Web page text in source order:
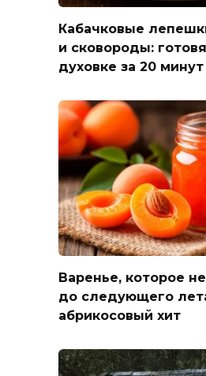
Кабачковые
и сковороды:
духовке за 20 минут
Варенье, которое
до следующего
абрикосовый хит